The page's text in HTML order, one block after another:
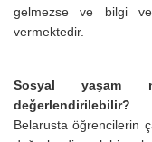
gelmezse ve bilgi
vermektedir.
Sosyal yaşam
değerlendirilebilir?
Belarusta öğrencilerin